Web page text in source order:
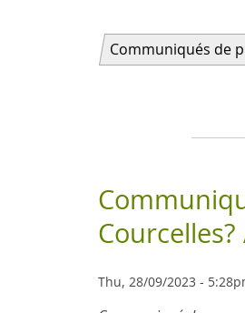
Communiqués de
Thu, 28/09/2023 -